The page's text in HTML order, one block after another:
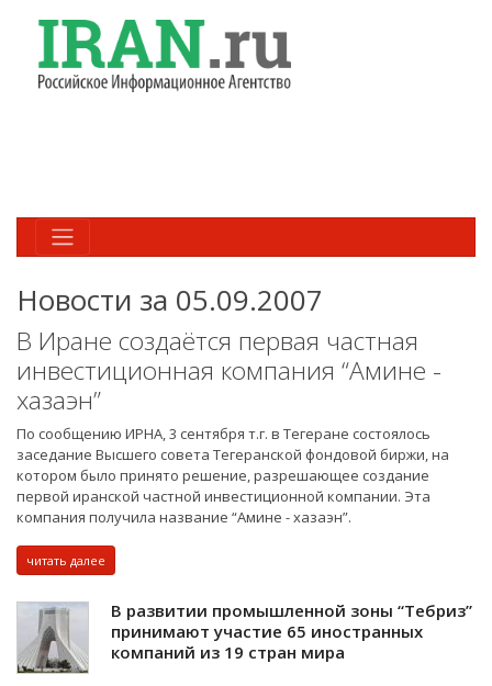
Новости за 05.09.2007
В Иране создаётся первая частная
инвестиционная компания “Амине -
хазаэн”
По сообщению ИРНА, 3 сентября т.г. в Тегеране состоялось
заседание Высшего совета Тегеранской фондовой биржи, на
котором было принято решение, разрешающее создание
первой иранской частной инвестиционной компании. Эта
компания получила название “Амине - хазаэн”.
читать далее
В развитии промышленной зоны “Тебриз”
принимают участие 65 иностранных
компаний из 19 стран мира